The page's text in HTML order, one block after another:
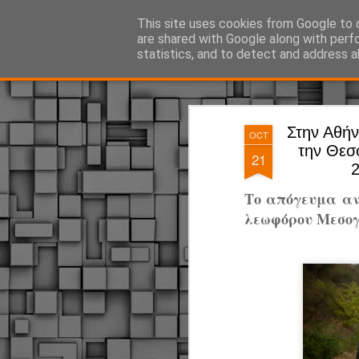
OCT
21
Στην
την
Το απόγευμα
λεωφόρου
This site uses cookies from Google to
are shared with Google along with
statistics, and to detect and address
ΔΗΜΟΤΙΚΗ ΑΣΤΥΝΟΜΙΑ, τα νέα!